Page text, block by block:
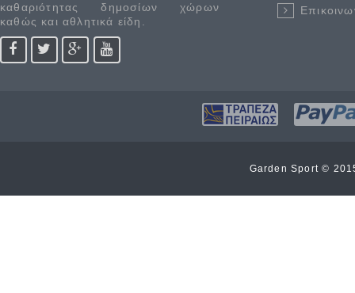
καθαριότητας δημοσίων χώρων
καθώς και αθλητικά είδη.
Garden Sport ©